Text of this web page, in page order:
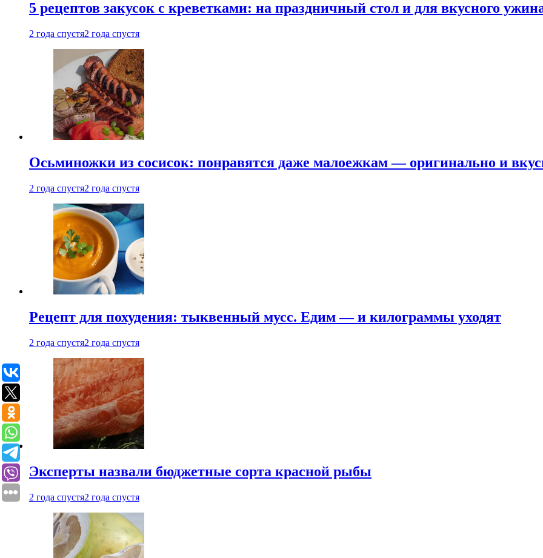
5 рецептов закусок с креветками: на праздничный стол и для вкусного
2 года спустя2 года спустя
Осьминожки из сосисок: понравятся даже малоежкам — оригинально и
2 года спустя2 года спустя
Рецепт для похудения: тыквенный мусс. Едим — и килограммы уходят
2 года спустя2 года спустя
Эксперты назвали бюджетные сорта красной рыбы
2 года спустя2 года спустя